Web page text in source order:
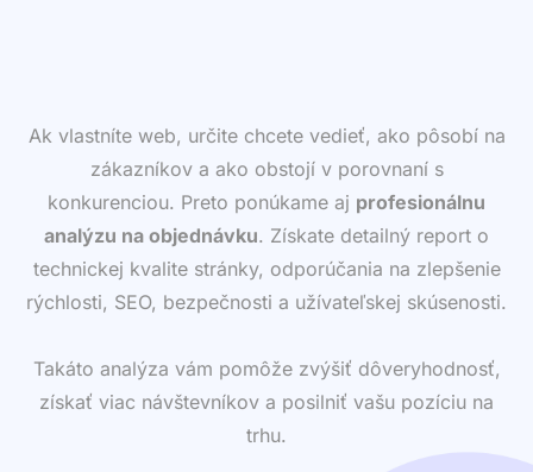
Ak vlastníte web, určite chcete vedieť, ako pôsobí na
zákazníkov a ako obstojí v porovnaní s
konkurenciou. Preto ponúkame aj profesionálnu
analýzu na objednávku. Získate detailný report o
technickej kvalite stránky, odporúčania na zlepšenie
rýchlosti, SEO, bezpečnosti a užívateľskej skúsenosti.
Takáto analýza vám pomôže zvýšiť dôveryhodnosť,
získať viac návštevníkov a posilniť vašu pozíciu na
trhu.